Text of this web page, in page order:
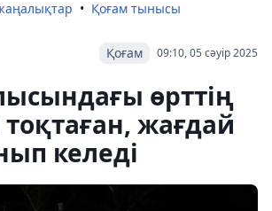
Қоғам тынысы
09:10, 05 сәуір 2025
Қоғам
өрттің
жағдай
келеді